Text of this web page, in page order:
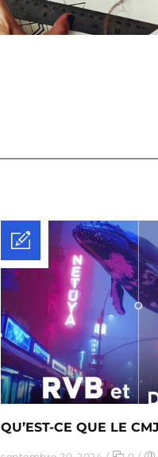
QU’EST-CE QUE LE